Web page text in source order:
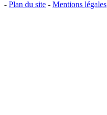
- Plan du site - Mentions légales